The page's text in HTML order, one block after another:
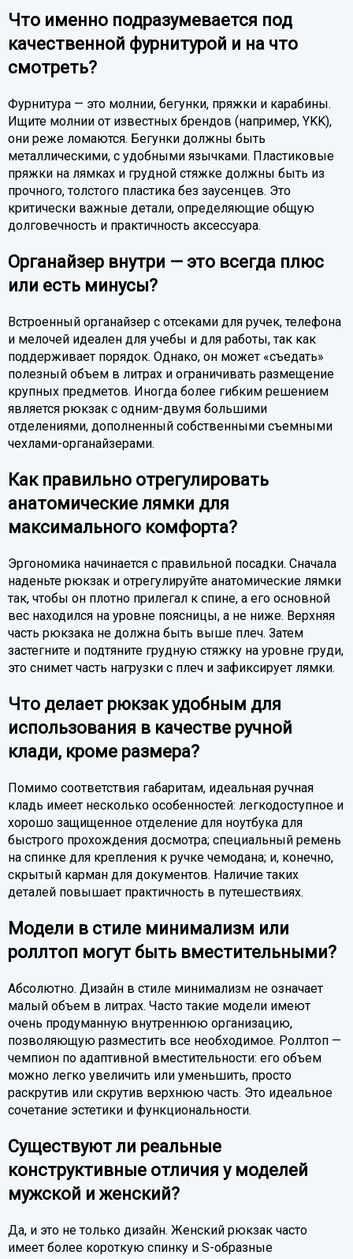
Что именно подразумевается под
качественной фурнитурой и на что
смотреть?
Фурнитура — это молнии, бегунки, пряжки и карабины.
Ищите молнии от известных брендов (например, YKK),
они реже ломаются. Бегунки должны быть
металлическими, с удобными язычками. Пластиковые
пряжки на лямках и грудной стяжке должны быть из
прочного, толстого пластика без заусенцев. Это
критически важные детали, определяющие общую
долговечность и практичность аксессуара.
Органайзер внутри — это всегда плюс
или есть минусы?
Встроенный органайзер с отсеками для ручек, телефона
и мелочей идеален для учебы и для работы, так как
поддерживает порядок. Однако, он может «съедать»
полезный объем в литрах и ограничивать размещение
крупных предметов. Иногда более гибким решением
является рюкзак с одним-двумя большими
отделениями, дополненный собственными съемными
чехлами-органайзерами.
Как правильно отрегулировать
анатомические лямки для
максимального комфорта?
Эргономика начинается с правильной посадки. Сначала
наденьте рюкзак и отрегулируйте анатомические лямки
так, чтобы он плотно прилегал к спине, а его основной
вес находился на уровне поясницы, а не ниже. Верхняя
часть рюкзака не должна быть выше плеч. Затем
застегните и подтяните грудную стяжку на уровне груди,
это снимет часть нагрузки с плеч и зафиксирует лямки.
Что делает рюкзак удобным для
использования в качестве ручной
клади, кроме размера?
Помимо соответствия габаритам, идеальная ручная
кладь имеет несколько особенностей: легкодоступное и
хорошо защищенное отделение для ноутбука для
быстрого прохождения досмотра; специальный ремень
на спинке для крепления к ручке чемодана; и, конечно,
скрытый карман для документов. Наличие таких
деталей повышает практичность в путешествиях.
Модели в стиле минимализм или
роллтоп могут быть вместительными?
Абсолютно. Дизайн в стиле минимализм не означает
малый объем в литрах. Часто такие модели имеют
очень продуманную внутреннюю организацию,
позволяющую разместить все необходимое. Роллтоп —
чемпион по адаптивной вместительности: его объем
можно легко увеличить или уменьшить, просто
раскрутив или скрутив верхнюю часть. Это идеальное
сочетание эстетики и функциональности.
Существуют ли реальные
конструктивные отличия у моделей
мужской и женский?
Да, и это не только дизайн. Женский рюкзак часто
имеет более короткую спинку и S-образные